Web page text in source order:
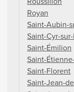
Royan
Saint-Aubin-
Saint-Cyr-
Saint-Émilion
Saint-
Saint-Florent
Saint-Jean-